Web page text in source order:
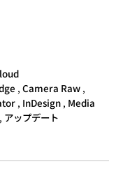
, Camera Raw ,
, InDesign , Media
, アップデート